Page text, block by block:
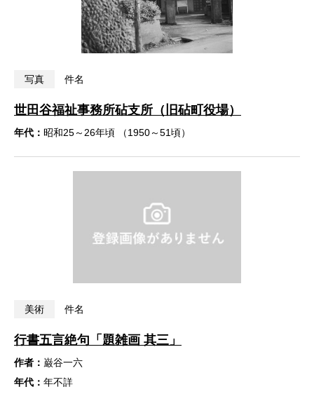
写真 件名
世田谷福祉事務所砧支所（旧砧町役場）
年代： 昭和25～26年頃 （1950～51頃）
美術 件名
行書五言絶句「題雑画 其三」
作者： 巌谷一六
年代： 年不詳